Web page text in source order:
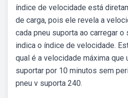
índice de velocidade está
de carga, pois ele revela a
cada pneu suporta ao carregar
indica o índice de velocidade.
qual é a velocidade máxima que
suportar por 10 minutos sem
pneu v suporta 240.